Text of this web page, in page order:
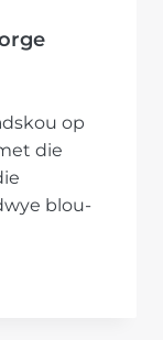
op
die
blou-